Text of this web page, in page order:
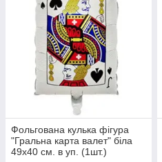
Фольгована кулька фігура
"Гральна карта валет" біла
49х40 см. в уп. (1шт.)